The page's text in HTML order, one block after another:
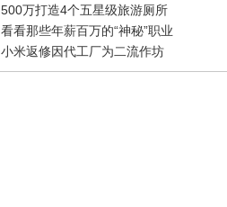
500万打造4个五星级旅游厕所
看看那些年薪百万的“神秘”职业
小米返修因代工厂为二流作坊